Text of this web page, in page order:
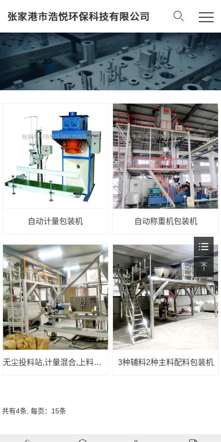
自动计量包装机 自动称重机包装机
无尘投料站,计量混合,上料供料,自动称重包装 3种辅料2种主料配料包装机
共有4条, 每页：15条